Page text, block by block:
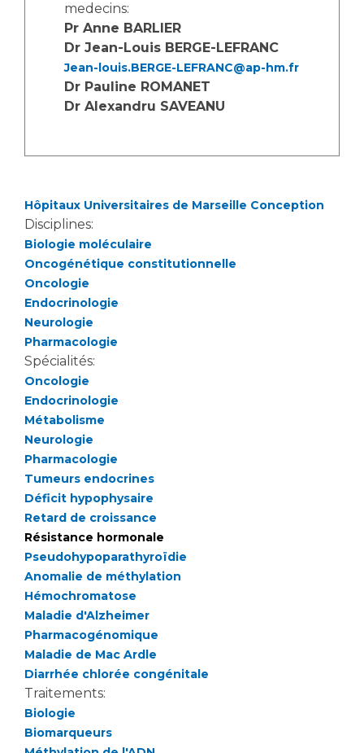
Vivre ensemble à l'hôpital
Culture à l'hôpital
Laïcité et cultes
Vos droits, vos devoirs
Handicap
Handi 13
Pôle Médecine Physique et Réadaptation
Accueil sourds et malentendants
Charte Romain Jacob
Mouvement Parcours Handicap 13
Activité physique
Cancer
Médecine nucléaire
Maladies rares
Maternité Hôpital Nord
Statuts
Stages paramédicaux
Chercheurs
Écoles et Instituts de Formation
Plateforme des internes
Professionnels de santé
Adresser un patient
Réseaux de soins
Adresser un examen au Laboratoire de Biologie
Médicale
Radiologie / Imagerie
Cancérologie
Les pôles d'activité médicale
Anatomie et Cytologie Pathologiques
Adresser un examen au Laboratoire d'Infectiologie
Centres de référence Maladies Rares
Plateforme d'Expertise Maladies Rares
Presse / Multimédia
Communiqués de presse
Dossiers de presse
medecins:
Pr Anne BARLIER
Dr Jean-Louis BERGE-LEFRANC
Jean-louis.BERGE-LEFRANC@ap-hm.fr
Dr Pauline ROMANET
Dr Alexandru SAVEANU
Hôpitaux Universitaires de Marseille Conception
Disciplines:
Biologie moléculaire
Oncogénétique constitutionnelle
Oncologie
Endocrinologie
Neurologie
Pharmacologie
Spécialités:
Oncologie
Endocrinologie
Métabolisme
Neurologie
Pharmacologie
Tumeurs endocrines
Déficit hypophysaire
Retard de croissance
Résistance hormonale
Pseudohypoparathyroïdie
Anomalie de méthylation
Hémochromatose
Maladie d'Alzheimer
Pharmacogénomique
Maladie de Mac Ardle
Diarrhée chlorée congénitale
Traitements:
Biologie
Biomarqueurs